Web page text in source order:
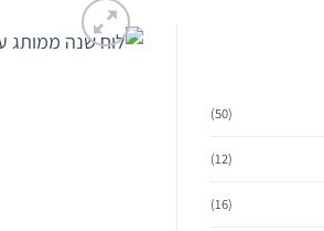
(50)
(12)
(16)